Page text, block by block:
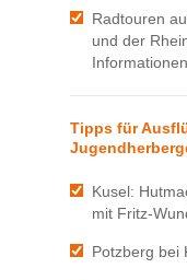
Radtouren
und der
Tipps für
Kusel:
mit Fritz-
Potzberg bei